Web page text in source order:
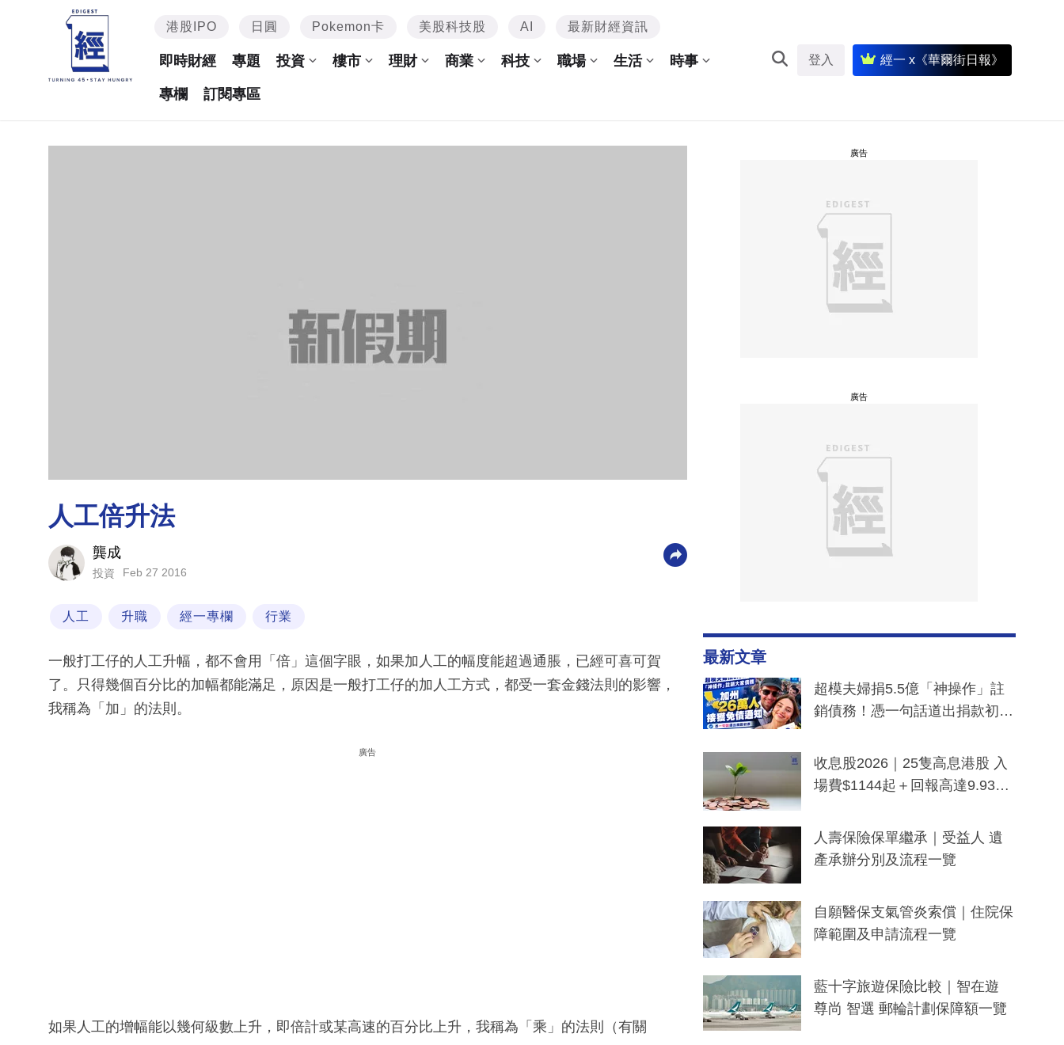
港股IPO 日圓 Pokemon卡 美股科技股 AI 最新財經資訊
即時財經 專題 投資 樓市 理財 商業 科技 職場 生活 時事
專欄 訂閱專區
登入 經一 x《華爾街日報》
人工倍升法
龔成
投資 Feb 27 2016
人工 升職 經一專欄 行業
一般打工仔的人工升幅，都不會用「倍」這個字眼，如果加人工的幅度能超過通脹，已經可喜可賀
了。只得幾個百分比的加幅都能滿足，原因是一般打工仔的加人工方式，都受一套金錢法則的影響，
我稱為「加」的法則。
廣告
如果人工的增幅能以幾何級數上升，即倍計或某高速的百分比上升，我稱為「乘」的法則（有關
廣告
廣告
最新文章
超模夫婦捐5.5億「神操作」註
銷債務！憑一句話道出捐款初
一度被誤當詐騙手段
收息股2026｜25隻高息港股 入
場費$1144起＋回報高達9.93
人壽保險保單繼承｜受益人 遺
產承辦分別及流程一覽
自願醫保支氣管炎索償｜住院保
障範圍及申請流程一覽
藍十字旅遊保險比較｜智在遊
尊尚 智選 郵輪計劃保障額一覽